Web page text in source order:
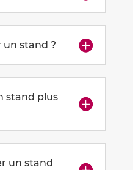
stand ?
stand plus
un stand